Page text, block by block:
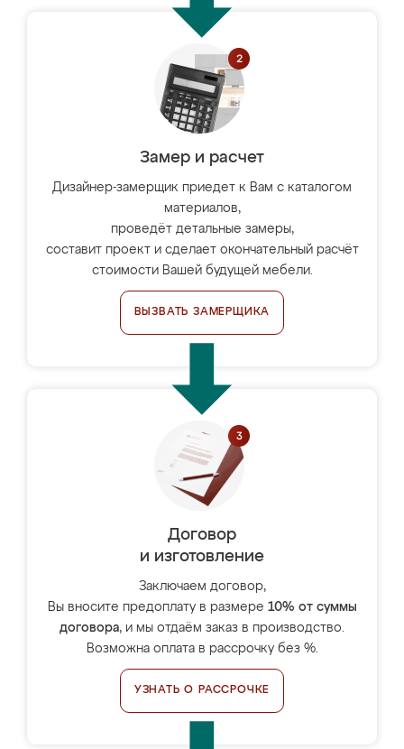
Замер и расчет
Дизайнер-замерщик приедет к Вам с каталогом
материалов,
проведёт детальные замеры,
составит проект и сделает окончательный расчёт
стоимости Вашей будущей мебели.
ВЫЗВАТЬ ЗАМЕРЩИКА
Договор
и изготовление
Заключаем договор,
Вы вносите предоплату в размере 10% от суммы
договора, и мы отдаём заказ в производство.
Возможна оплата в рассрочку без %.
УЗНАТЬ О РАССРОЧКЕ